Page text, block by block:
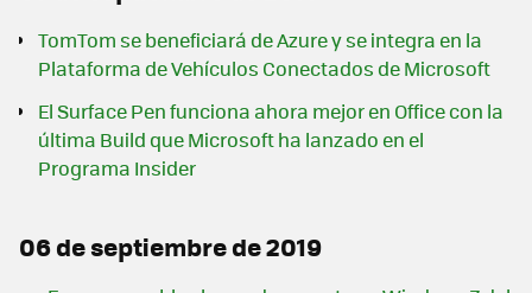
TomTom se beneficiará de Azure y se integra en la
Plataforma de Vehículos Conectados de Microsoft
El Surface Pen funciona ahora mejor en Office con la
última Build que Microsoft ha lanzado en el
Programa Insider
06 de septiembre de 2019